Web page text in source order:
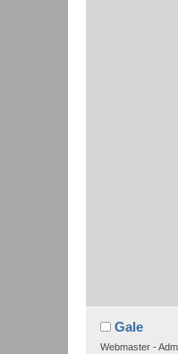
Gale
Webmaster -